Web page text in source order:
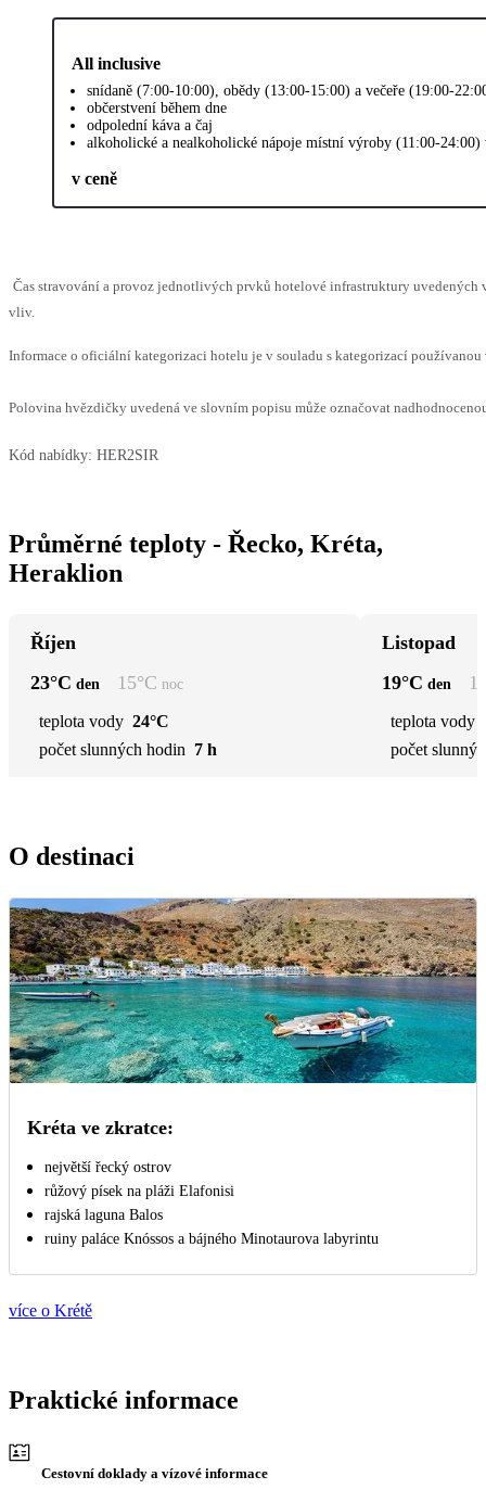
All inclusive
snídaně (7:00-10:00), obědy (13:00-15:00) a večeře (19:00-
občerstvení během dne
odpolední káva a čaj
alkoholické a nealkoholické nápoje místní výroby (11:00-24:00)
v ceně
Čas stravování a provoz jednotlivých prvků hotelové infrastruktury uvedených
vliv.
Informace o oficiální kategorizaci hotelu je v souladu s kategorizací
Polovina hvězdičky uvedená ve slovním popisu může označovat
Kód nabídky: HER2SIR
Průměrné teploty - Řecko, Kréta,
Heraklion
Říjen
23°C den 15°C noc
teplota vody 24°C
počet slunných hodin 7 h
Listopad
19°C den
teplota vody
počet
O destinaci
Kréta ve zkratce:
největší řecký ostrov
růžový písek na pláži Elafonisi
rajská laguna Balos
ruiny paláce Knóssos a bájného Minotaurova labyrintu
více o Krétě
Praktické informace
Cestovní doklady a vízové informace